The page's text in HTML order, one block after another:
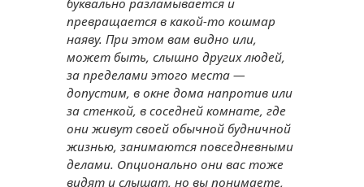
превращается в какой-то кошмар
наяву. При этом вам видно или,
может быть, слышно других людей,
за пределами этого места —
допустим, в окне дома напротив или
за стенкой, в соседней комнате, где
они живут своей обычной будничной
жизнью, занимаются повседневными
делами. Опционально они вас тоже
видят и слышат, но вы понимаете,